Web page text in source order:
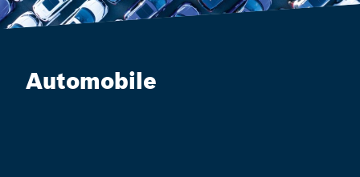
Automobile